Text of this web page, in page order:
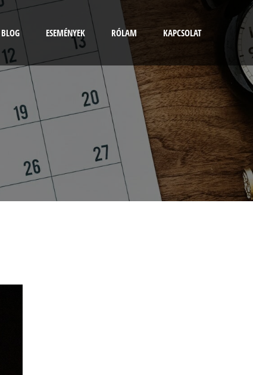
BLOG ESEMÉNYEK RÓLAM KAPCSOLAT